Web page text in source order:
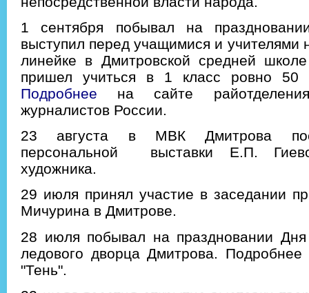
1 сентября побывал на
выступил перед учащимися и учителями
линейке в Дмитровской средней
пришел учиться в 1 класс ровно 50
Подробнее на сайте
журналистов России.
23 августа в МВК Дмитрова
персональной выставки Е.П.
художника.
29 июля принял участие в заседании
Мичурина в Дмитрове.
28 июля побывал на праздновании
ледового дворца Дмитрова.
"Тень".